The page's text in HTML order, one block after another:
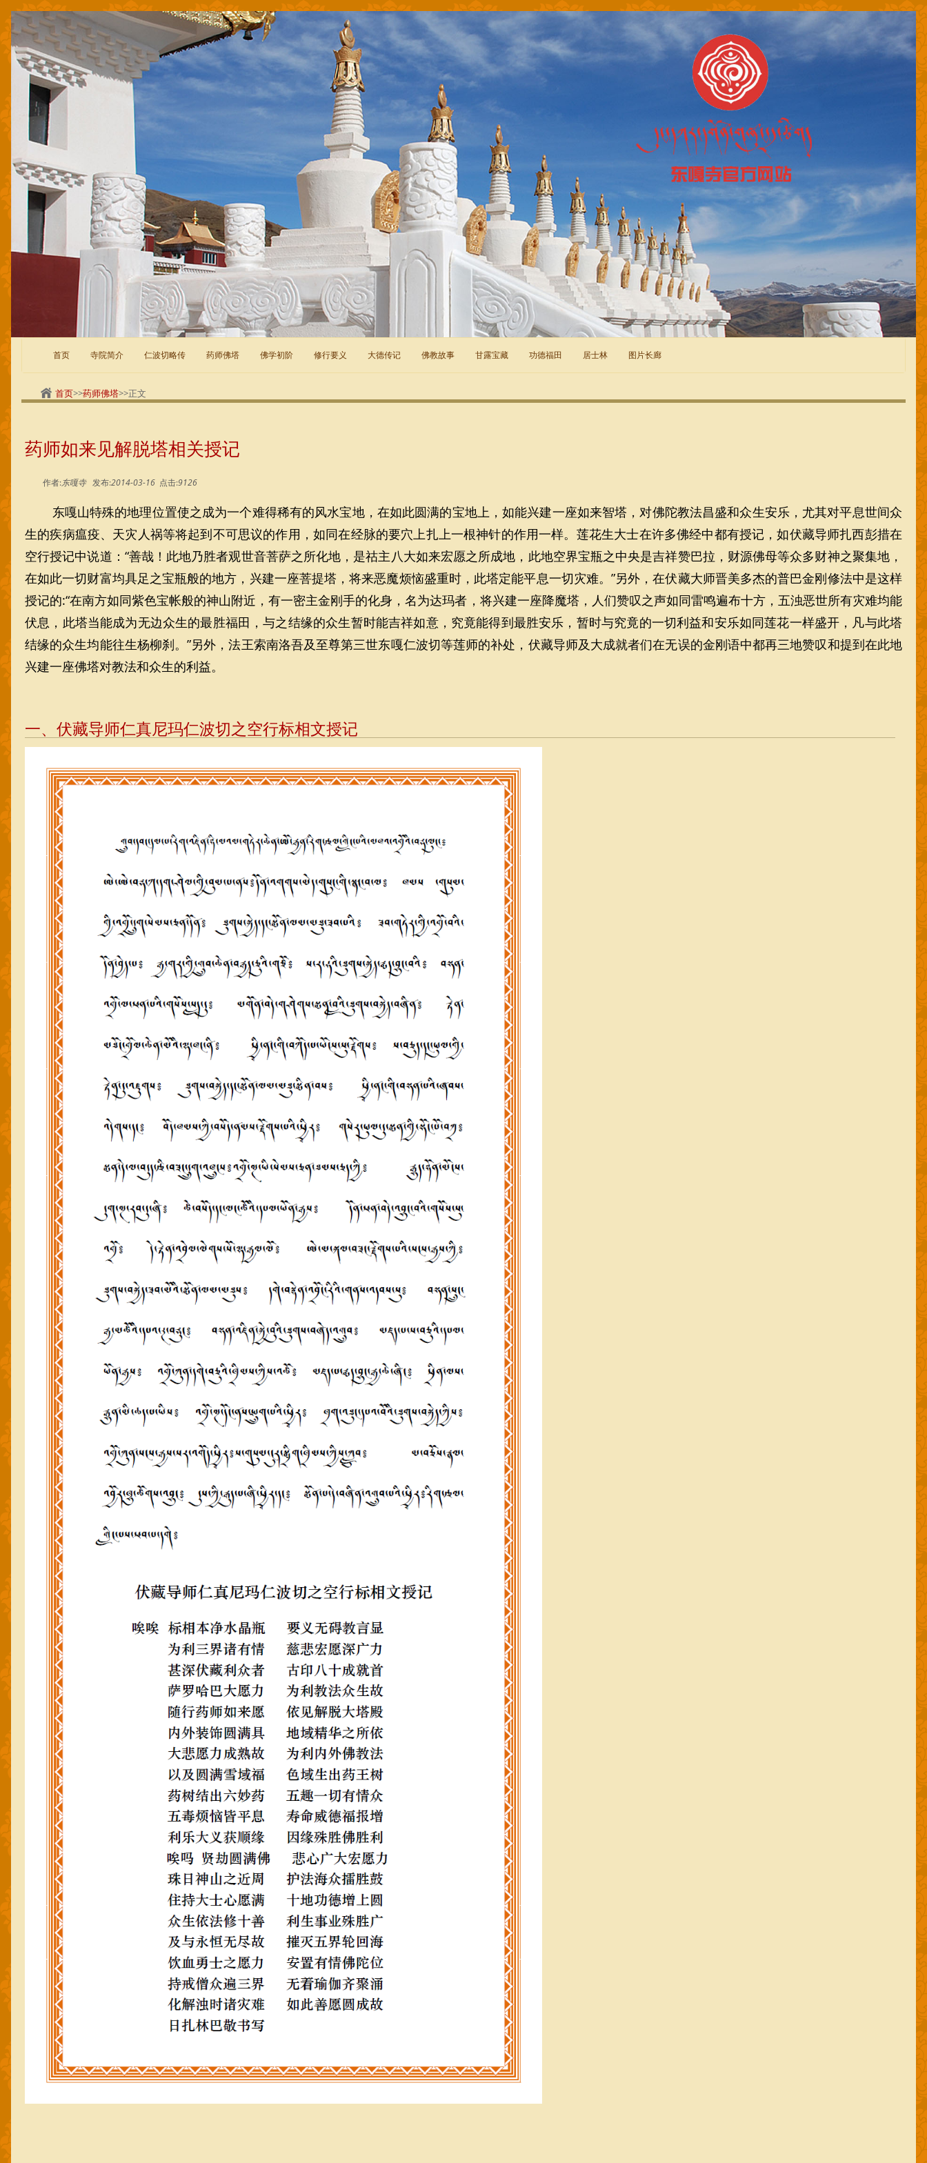
首页 寺院简介 仁波切略传 药师佛塔 佛学初阶 修行要义 大德传记 佛教故事 甘露宝藏 功德福田 居士林 图片长廊
首页>>药师佛塔>>正文
药师如来见解脱塔相关授记
作者:东嘎寺发布:2014-03-16 点击:9126
东嘎山特殊的地理位置使之成为一个难得稀有的风水宝地，在如此圆满的宝地上，如能兴建一座如来智塔，对佛陀教法昌盛和众生安乐，尤其对平息世间众
生的疾病瘟疫、天灾人祸等将起到不可思议的作用，如同在经脉的要穴上扎上一根神针的作用一样。莲花生大士在许多佛经中都有授记，如伏藏导师扎西彭措在
空行授记中说道：“善哉！此地乃胜者观世音菩萨之所化地，是祜主八大如来宏愿之所成地，此地空界宝瓶之中央是吉祥赞巴拉，财源佛母等众多财神之聚集地，
在如此一切财富均具足之宝瓶般的地方，兴建一座菩提塔，将来恶魔烦恼盛重时，此塔定能平息一切灾难。”另外，在伏藏大师晋美多杰的普巴金刚修法中是这样
授记的:“在南方如同紫色宝帐般的神山附近，有一密主金刚手的化身，名为达玛者，将兴建一座降魔塔，人们赞叹之声如同雷鸣遍布十方，五浊恶世所有灾难均能
伏息，此塔当能成为无边众生的最胜福田，与之结缘的众生暂时能吉祥如意，究竟能得到最胜安乐，暂时与究竟的一切利益和安乐如同莲花一样盛开，凡与此塔
结缘的众生均能往生杨柳刹。”另外，法王索南洛吾及至尊第三世东嘎仁波切等莲师的补处，伏藏导师及大成就者们在无误的金刚语中都再三地赞叹和提到在此地
兴建一座佛塔对教法和众生的利益。
一、伏藏导师仁真尼玛仁波切之空行标相文授记